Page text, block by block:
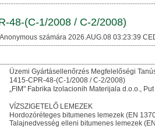
48-(C-1/2008 / C-2/2008)
számára 2026.AUG.08 03:23:39
Üzemi Gyártásellenőrzés Megfelelőségi
1415-CPR-48-(C-1/2008 / C-2/2008)
„FIM" Fabrika Izolacionih Materijala d.o.o.,
VÍZSZIGETELŐ LEMEZEK
Hordozóréteges bitumenes lemezek (EN
Talajnedvesség elleni bitumenes lemezek